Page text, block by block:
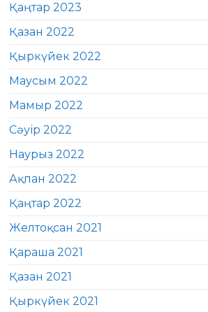
Қаңтар 2023
Қазан 2022
Қыркүйек 2022
Маусым 2022
Мамыр 2022
Сәуір 2022
Наурыз 2022
Ақпан 2022
Қаңтар 2022
Желтоқсан 2021
Қараша 2021
Қазан 2021
Қыркүйек 2021